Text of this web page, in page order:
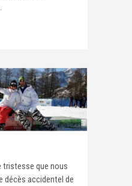
tristesse que nous
décès accidentel de